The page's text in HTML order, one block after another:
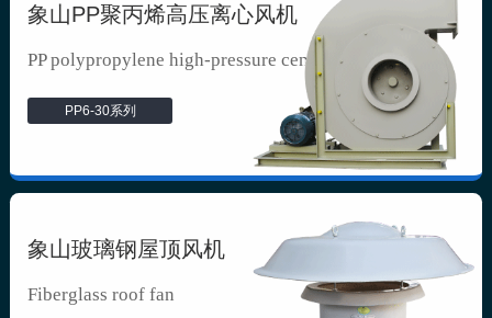
象山PP聚丙烯高压离心风机
PP polypropylene high-pressure cen...
PP6-30系列
象山玻璃钢屋顶风机
Fiberglass roof fan